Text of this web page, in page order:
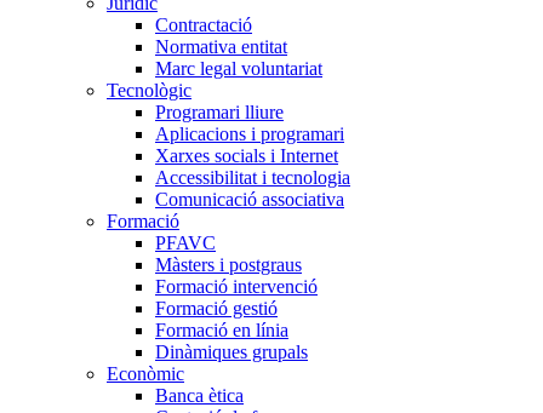
Contractació
Normativa entitat
Marc legal voluntariat
Tecnològic
Programari lliure
Aplicacions i programari
Xarxes socials i Internet
Accessibilitat i tecnologia
Comunicació associativa
Formació
PFAVC
Màsters i postgraus
Formació intervenció
Formació gestió
Formació en línia
Dinàmiques grupals
Econòmic
Banca ètica